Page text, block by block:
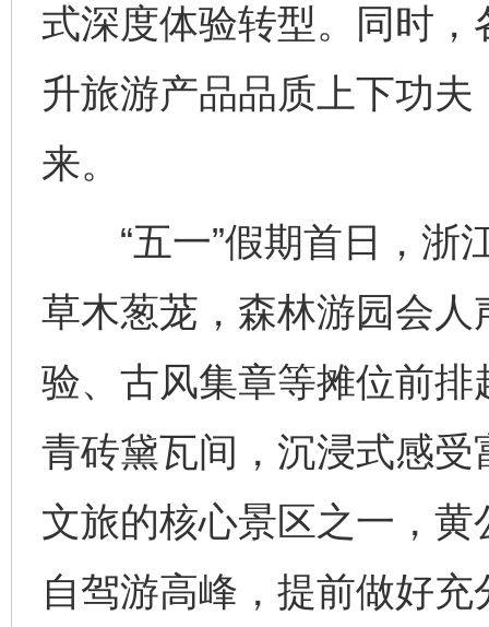
式深度体验转型。同时
升旅游产品品质上下功
来。
“五一”假期首日，浙
草木葱茏，森林游园会
验、古风集章等摊位前
青砖黛瓦间，沉浸式感
文旅的核心景区之一，黄
自驾游高峰，提前做好